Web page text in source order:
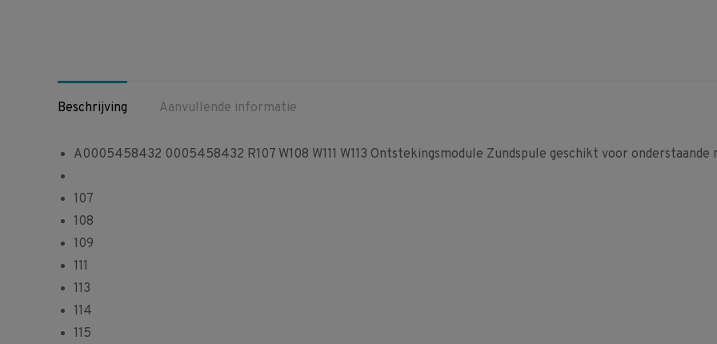
Beschrijving Aanvullende informatie
A0005458432 0005458432 R107 W108 W111 W113 Ontstekingsmodule Zundspule geschikt voor onderstaande
107
108
109
111
113
114
115